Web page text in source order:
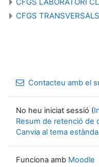
CFGS TRANSVERSALS
Contacteu amb el
No heu iniciat sessió (
Resum de retenció de
Canvia al tema
Funciona amb Moodle